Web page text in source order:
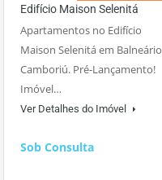
Edifício Maison Selenitá
Apartamentos no Edifício
Maison Selenitá em Balneário
Camboriú. Pré-Lançamento!
Imóvel…
Ver Detalhes do Imóvel
Sob Consulta